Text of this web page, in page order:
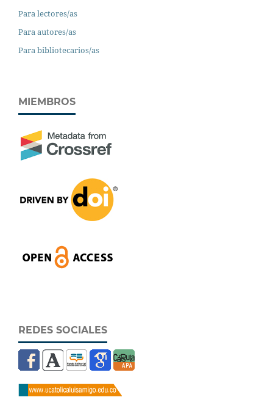
Para lectores/as
Para autores/as
Para bibliotecarios/as
MIEMBROS
REDES SOCIALES